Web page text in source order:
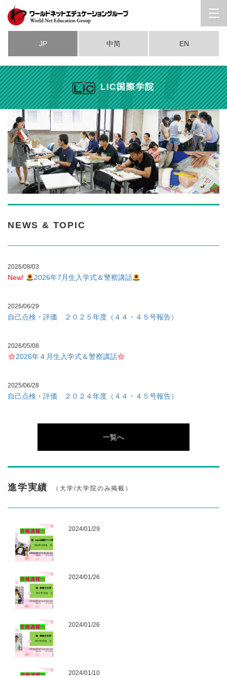
JP 中简 EN
LIC国際学院
NEWS & TOPIC
2026/08/03
New! 2026年7月生入学式＆警察講話
2026/06/29
自己点検・評価 ２０２５年度（４４・４５号報告）
2026/05/08
2026年４月生入学式＆警察講話
2025/06/28
自己点検・評価 ２０２４年度（４４・４５号報告）
2025/05/09
2025/03/11
2024/09/27
課外授業~水上バス・お台場
2024/08/21
入学式②＆歓迎会
2024/07/10
入学式① ～2024年7月生
自己点検・評価 ２０２３年度（４４・４５号報告）
一覧へ
進学実績 （大学/大学院のみ掲載）
2024/01/29
2024/01/26
2024/01/26
2024/01/10